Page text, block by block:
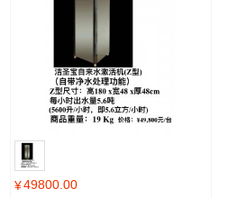
¥49800.00